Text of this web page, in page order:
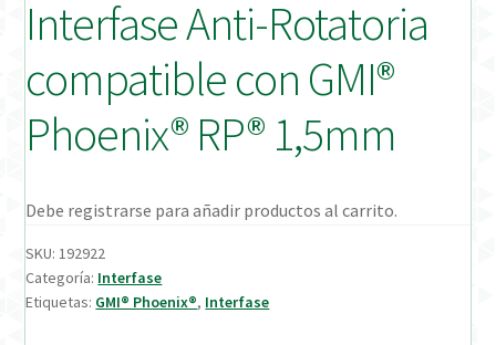
Mi cuenta
On-line Store
Productos Favoritos
Uso previsto
Verification Required
Interfase Anti-Rotatoria
compatible con GMI®
Phoenix® RP® 1,5mm
Debe registrarse para añadir productos al carrito.
SKU:192922
Categoría: Interfase
Etiquetas: GMI® Phoenix®, Interfase